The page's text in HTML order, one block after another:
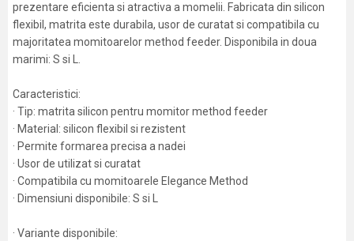
prezentare eficienta si atractiva a momelii. Fabricata din silicon
flexibil, matrita este durabila, usor de curatat si compatibila cu
majoritatea momitoarelor method feeder. Disponibila in doua
marimi: S si L.
Caracteristici:
· Tip: matrita silicon pentru momitor method feeder
· Material: silicon flexibil si rezistent
· Permite formarea precisa a nadei
· Usor de utilizat si curatat
· Compatibila cu momitoarele Elegance Method
· Dimensiuni disponibile: S si L
· Variante disponibile: